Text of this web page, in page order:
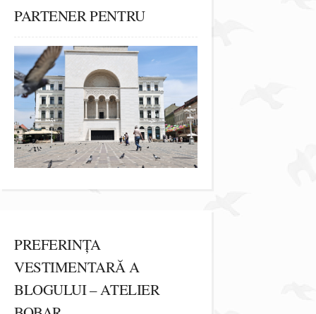
PARTENER PENTRU
PREFERINȚA
VESTIMENTARĂ A
BLOGULUI – ATELIER